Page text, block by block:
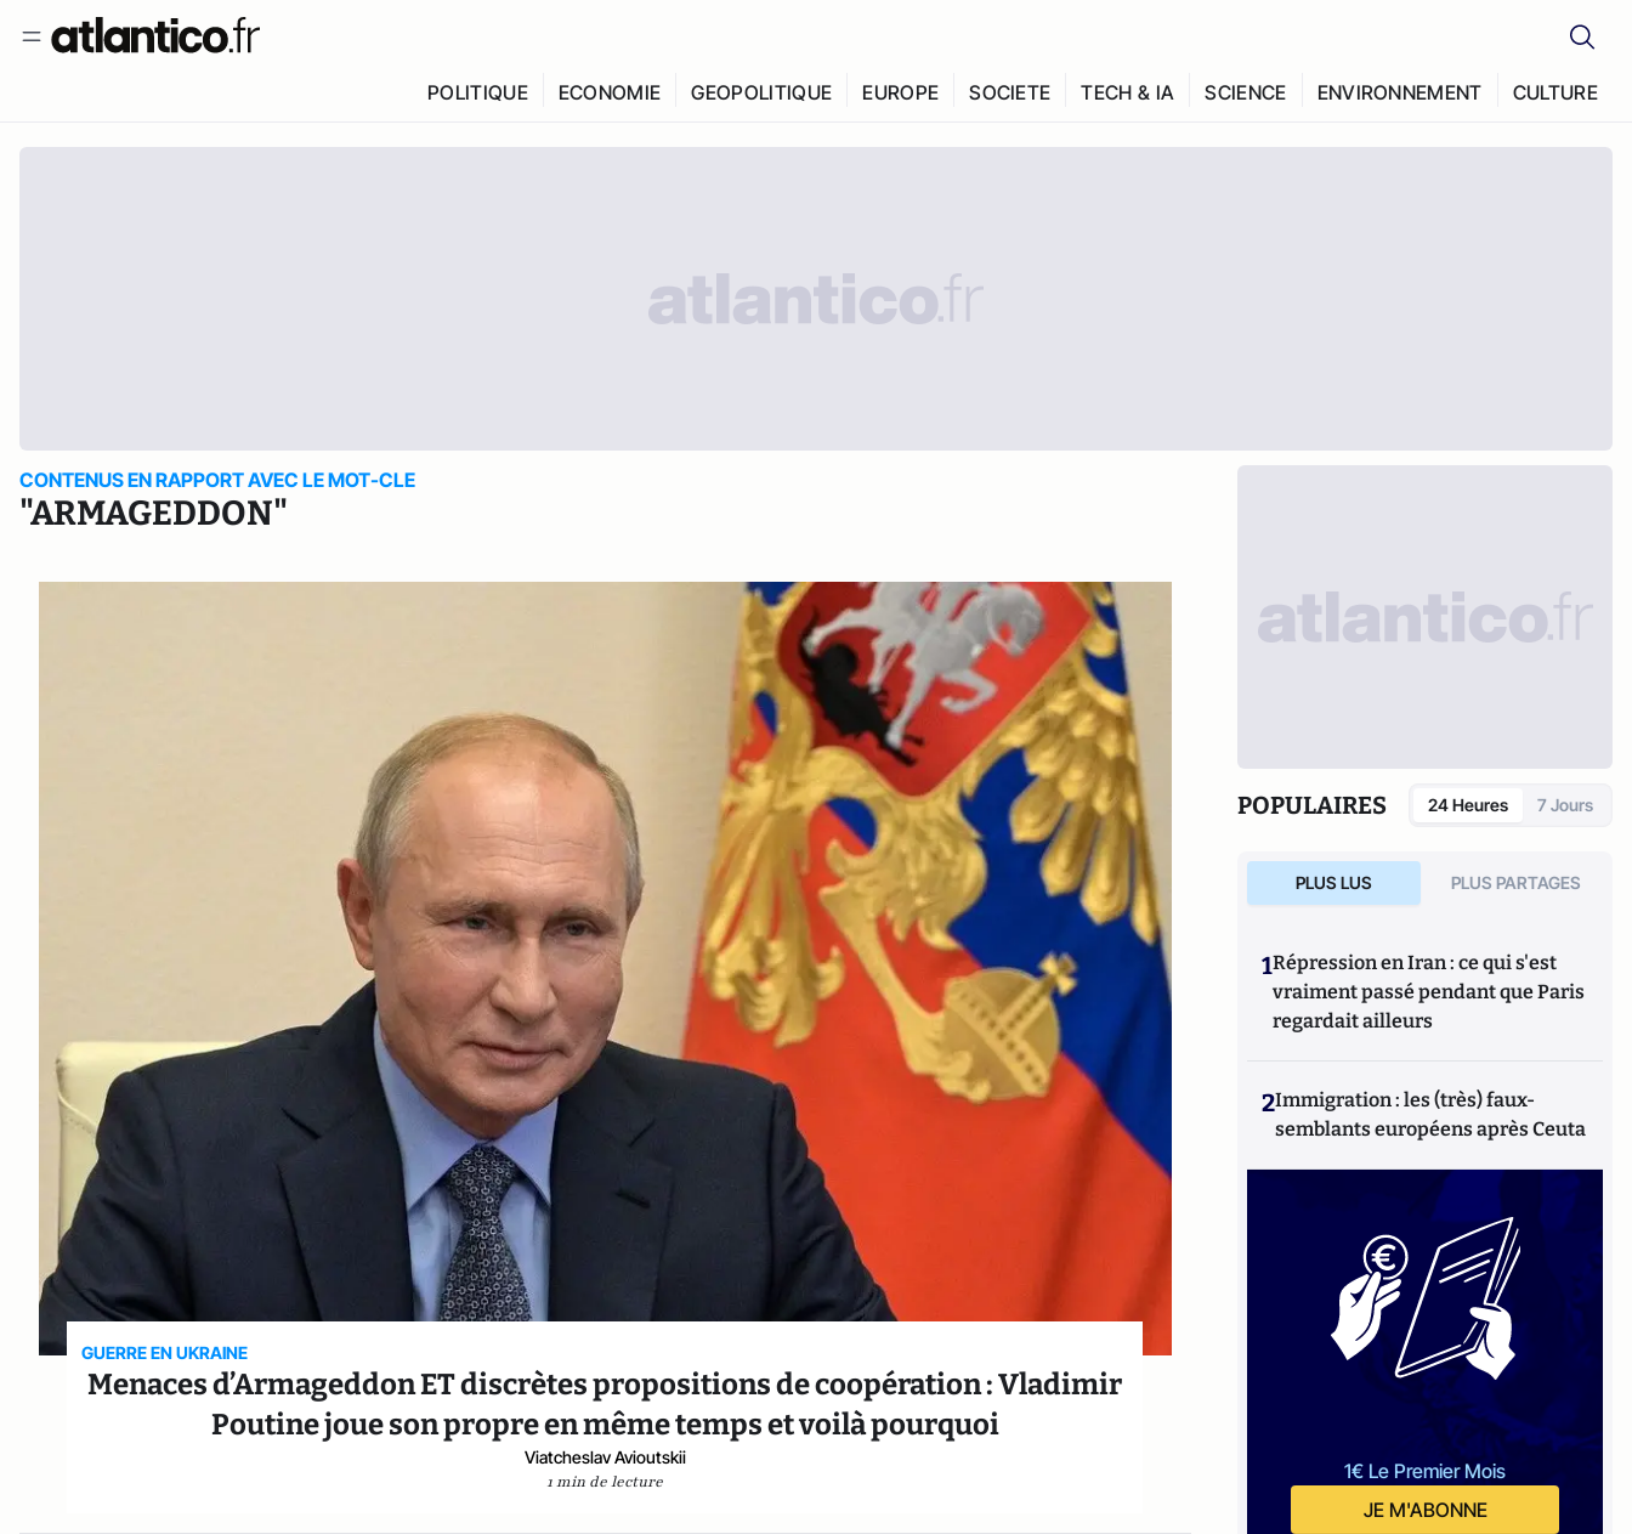
POLITIQUE ECONOMIE GEOPOLITIQUE EUROPE SOCIETE TECH & IA SCIENCE ENVIRONNEMENT CULTURE
CONTENUS EN RAPPORT AVEC LE MOT-CLE
"ARMAGEDDON"
GUERRE EN UKRAINE
Menaces d’Armageddon ET discrètes propositions de coopération : Vladimir
Poutine joue son propre en même temps et voilà pourquoi
Viatcheslav Avioutskii
1 min de lecture
POPULAIRES 24 Heures 7 Jours
PLUS LUS PLUS PARTAGES
1Répression en Iran : ce qui s'est
vraiment passé pendant que Paris
regardait ailleurs
2Immigration : les (très) faux-
semblants européens après Ceuta
1€ Le Premier Mois
JE M'ABONNE